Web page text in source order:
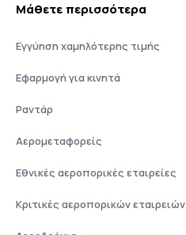
Μάθετε περισσότερα
Εγγύηση χαμηλότερης τιμής
Εφαρμογή για κινητά
Ραντάρ
Αερομεταφορείς
Εθνικές αεροπορικές εταιρείες
Κριτικές αεροπορικών εταιρειών